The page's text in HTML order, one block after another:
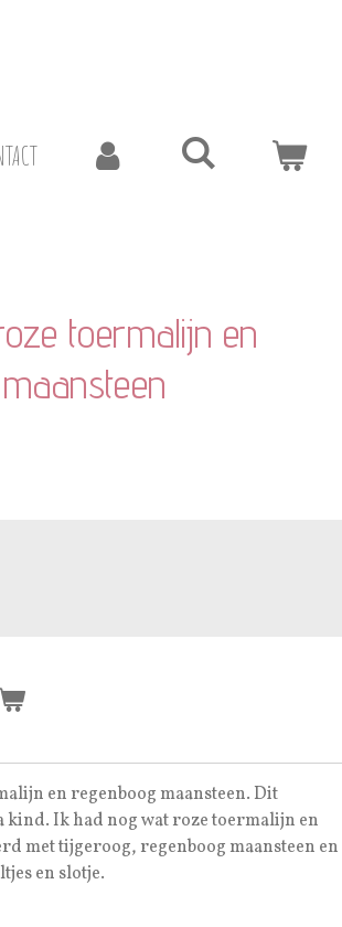
toermalijn en
en regenboog maansteen. Dit
kind. Ik had nog wat roze toermalijn en
met tijgeroog, regenboog maansteen en
en slotje.